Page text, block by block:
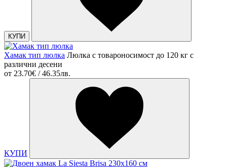
КУПИ
Хамак тип люлка Люлка с товароносимост до 120 кг с
различни десени
от 23.70€ / 46.35лв.
КУПИ